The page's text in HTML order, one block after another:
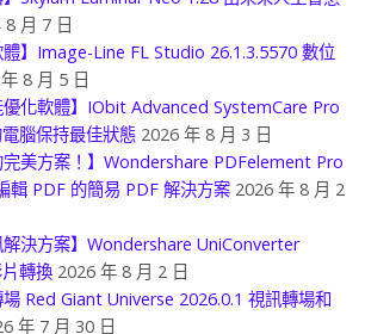
8 月 7 日
體】Image-Line FL Studio 26.1.3.5570 數位
8 月 5 日
優化軟體】IObit Advanced SystemCare Pro
腦保持最佳狀態 2026 年 8 月 3 日
完美方案！】Wondershare PDFelement Pro
輯 PDF 的簡易 PDF 解決方案 2026 年 8 月 2
解決方案】Wondershare UniConverter
轉換 2026 年 8 月 2 日
Red Giant Universe 2026.0.1 視訊轉場和
年 7 月 30 日